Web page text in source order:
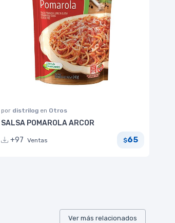
por distrilog en Otros
SALSA POMAROLA ARCOR
+97 Ventas $65
Ver más relacionados